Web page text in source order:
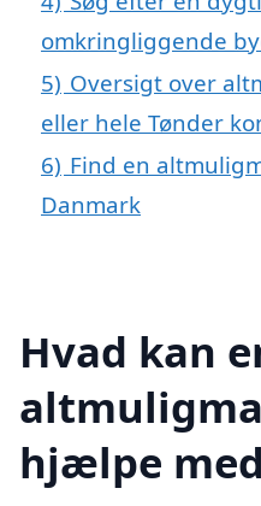
omkringliggende
5) Oversigt over
eller hele Tønder
6) Find en
Danmark
Hvad kan
hjælpe